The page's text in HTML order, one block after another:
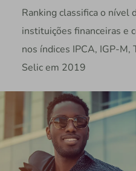
Ranking classifica o nível
instituições financeiras e
nos índices IPCA, IGP-M,
Selic em 2019